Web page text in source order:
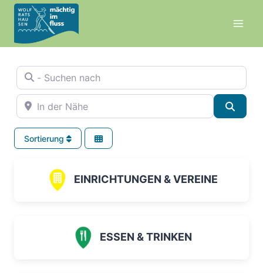
Zum
Inhalt
springen
- Suchen nach
In der Nähe
Sortierung
EINRICHTUNGEN & VEREINE
ESSEN & TRINKEN